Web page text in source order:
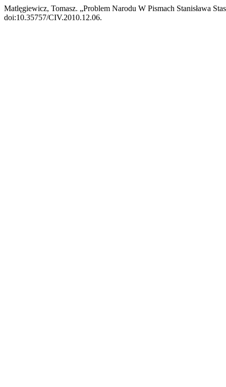
Matlęgiewicz, Tomasz. „Problem Narodu W Pismach Stanisława
doi:10.35757/CIV.2010.12.06.